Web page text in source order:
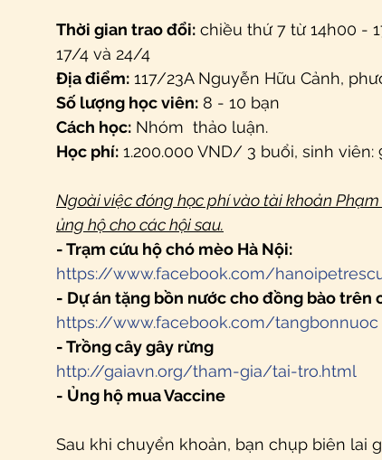
Thời gian trao đổi: chiều thứ 7 từ 14h00 -
17/4 và 24/4
Địa điểm: 117/23A Nguyễn Hữu Cảnh,
Số lượng học viên: 8 - 10 bạn
Cách học: Nhóm  thảo luận.
Học phí: 1.200.000 VND/ 3 buổi, sinh
Ngoài việc đóng học phí vào tài khoản
ủng hộ cho các hội sau.
- Trạm cứu hộ chó mèo Hà Nội:
https://www.facebook.com/
- Dự án tặng bồn nước cho đồng bào trên
https://www.facebook.com/tangbonnuoc
- Trồng cây gây rừng
http://gaiavn.org/tham-gia/tai-tro.html
- Ủng hộ mua Vaccine
Sau khi chuyển khoản, bạn chụp biên lai